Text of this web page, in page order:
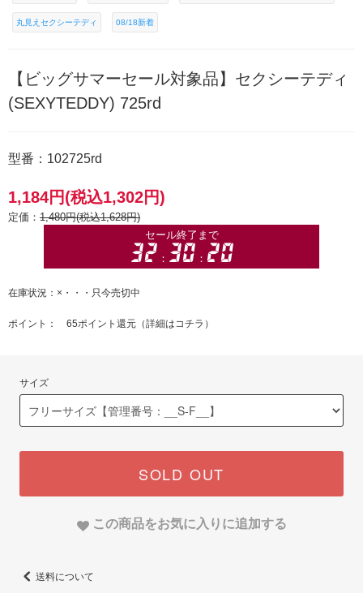
丸見えセクシーテディ 08/18新着
【ビッグサマーセール対象品】セクシーテディ
(SEXYTEDDY) 725rd
型番：102725rd
1,184円(税込1,302円)
定価： 1,480円(税込1,628円)
在庫状況：×・・・只今売切中
ポイント： 65ポイント還元（詳細はコチラ ）
サイズ
SOLD OUT
この商品をお気に入りに追加する
送料について